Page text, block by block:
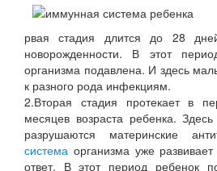
рвая стадия длится до 28
новорожденности. В этот
организма подавлена. И здесь
к разного рода инфекциям.
2.Вторая стадия протекает в
месяцев возраста ребенка.
разрушаются материнские
система организма уже
ответ. В этот период ребенок